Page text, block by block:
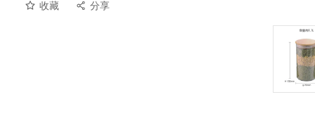
收藏 分享